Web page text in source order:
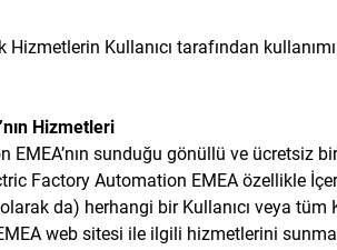
Kullanıcı tarafından
Hizmetleri
sunduğu gönüllü ve ücretsiz
Factory Automation EMEA özellikle
da) herhangi bir Kullanıcı veya
web sitesi ile ilgili hizmetlerini